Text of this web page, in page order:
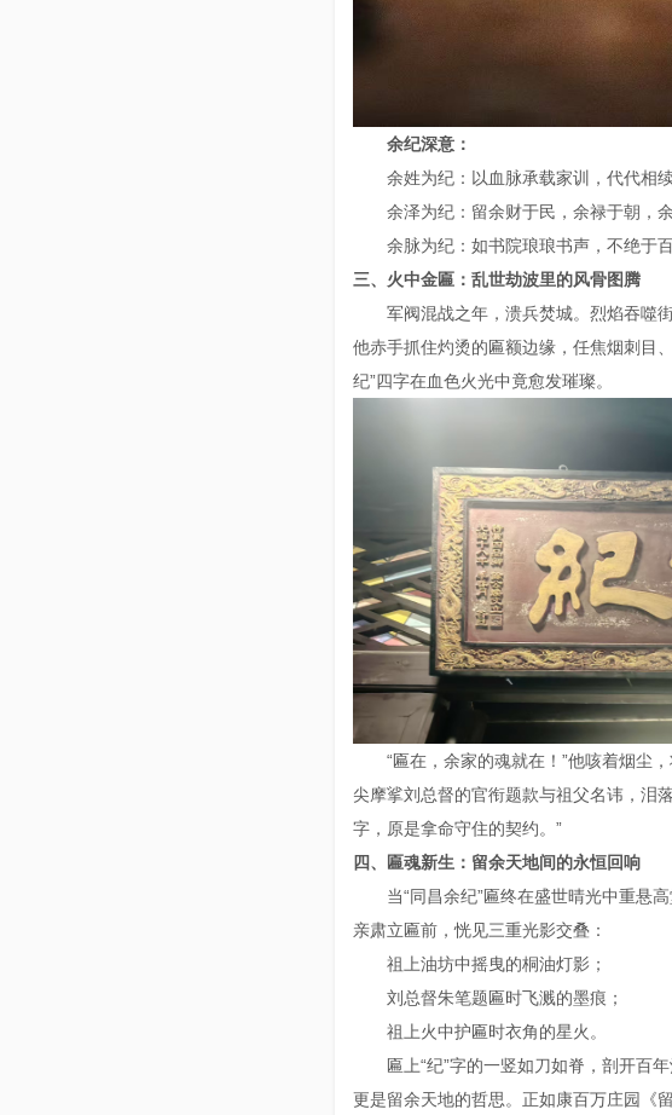
余纪深意：
余姓为纪：以血脉承载家训，代代相
余泽为纪：留余财于民，余禄于朝，
余脉为纪：如书院琅琅书声，不绝于
三、火中金匾：乱世劫波里的风骨图腾
军阀混战之年，溃兵焚城。烈焰吞噬
他赤手抓住灼烫的匾额边缘，任焦烟刺目
纪”四字在血色火光中竟愈发璀璨。
“匾在，余家的魂就在！”他咳着烟尘
尖摩挲刘总督的官衔题款与祖父名讳，
字，原是拿命守住的契约。”
四、匾魂新生：留余天地间的永恒回响
当“同昌余纪”匾终在盛世晴光中重悬
亲肃立匾前，恍见三重光影交叠：
祖上油坊中摇曳的桐油灯影；
刘总督朱笔题匾时飞溅的墨痕；
祖上火中护匾时衣角的星火。
匾上“纪”字的一竖如刀如脊，剖开百
更是留余天地的哲思。正如康百万庄园《